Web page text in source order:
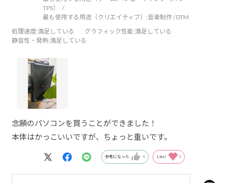
TPS）
最も使用する用途（クリエイティブ）:音楽制作 / DTM
処理速度:満足している グラフィック性能:満足している
静音性・発熱:満足している
念願のパソコンを買うことができました！
本体はかっこいいですが、ちょっと重いです。
参考になった 0 Like! 0